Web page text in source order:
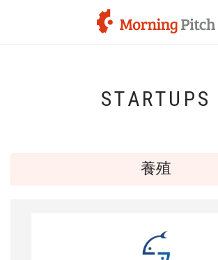
Morning Pitchとは
開催スケジュール
イノベーショントレンド
STARTUPS
養殖